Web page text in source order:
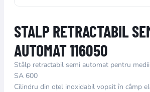
STALP RETRACTABIL
AUTOMAT 116050
Stâlp retractabil semi automat pentru
SA 600
Cilindru din oțel inoxidabil vopsit în câmp